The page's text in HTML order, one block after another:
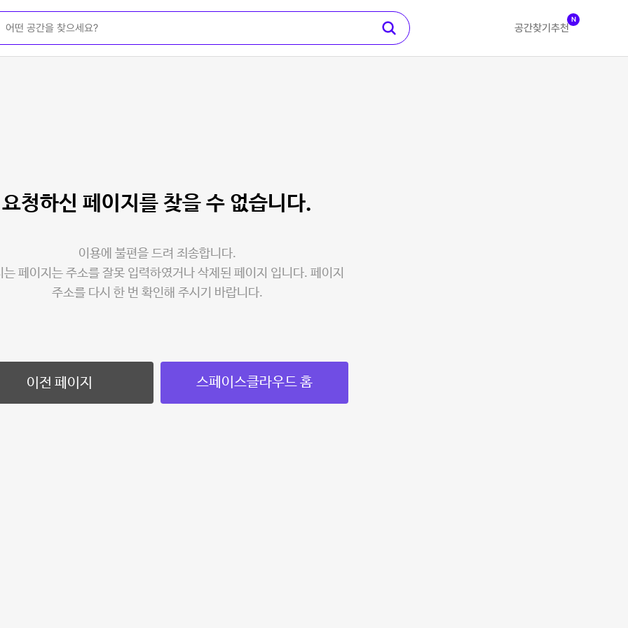
공간찾기 추천
N
요청하신 페이지를 찾을 수 없습니다.
이용에 불편을 드려 죄송합니다.
는 페이지는 주소를 잘못 입력하였거나 삭제된 페이지 입니다. 페이지
주소를 다시 한 번 확인해 주시기 바랍니다.
이전 페이지 스페이스클라우드 홈